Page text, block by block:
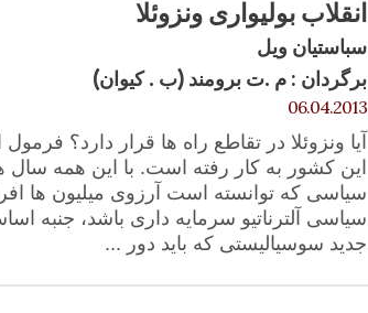
انقلاب بولیواری ونزوئلا
سباستیان ویل
برگردان : م .ت برومند (ب . کیوان)
06.04.2013
آیا ونزوئلا در تقاطع راه ها قرار دارد؟
این کشور به کار رفته است. با این همه سال
سیاسی که توانسته است آرزوی میلیون ها
سیاسی آلترناتیو سرمایه داری باشد، جنبه
جدید سوسیالیستی که باید دور ...